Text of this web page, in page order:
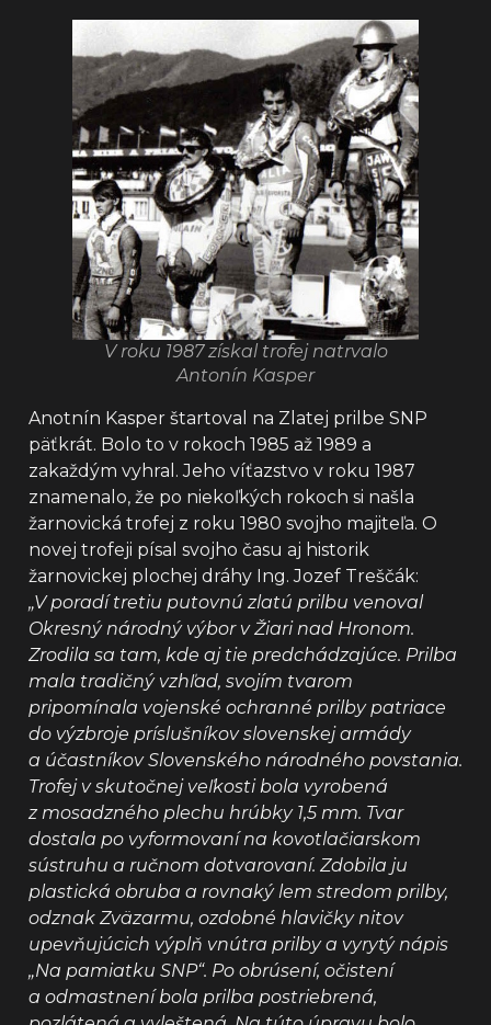
V roku 1987 získal trofej natrvalo
Antonín Kasper
Anotnín Kasper štartoval na Zlatej prilbe SNP
päťkrát. Bolo to v rokoch 1985 až 1989 a
zakaždým vyhral. Jeho víťazstvo v roku 1987
znamenalo, že po niekoľkých rokoch si našla
žarnovická trofej z roku 1980 svojho majiteľa. O
novej trofeji písal svojho času aj historik
žarnovickej plochej dráhy Ing. Jozef Treščák:
„V poradí tretiu putovnú zlatú prilbu venoval
Okresný národný výbor v Žiari nad Hronom.
Zrodila sa tam, kde aj tie predchádzajúce. Prilba
mala tradičný vzhľad, svojím tvarom
pripomínala vojenské ochranné prilby patriace
do výzbroje príslušníkov slovenskej armády
a účastníkov Slovenského národného povstania.
Trofej v skutočnej veľkosti bola vyrobená
z mosadzného plechu hrúbky 1,5 mm. Tvar
dostala po vyformovaní na kovotlačiarskom
sústruhu a ručnom dotvarovaní. Zdobila ju
plastická obruba a rovnaký lem stredom prilby,
odznak Zväzarmu, ozdobné hlavičky nitov
upevňujúcich výplň vnútra prilby a vyrytý nápis
„Na pamiatku SNP“. Po obrúsení, očistení
a odmastnení bola prilba postriebrená,